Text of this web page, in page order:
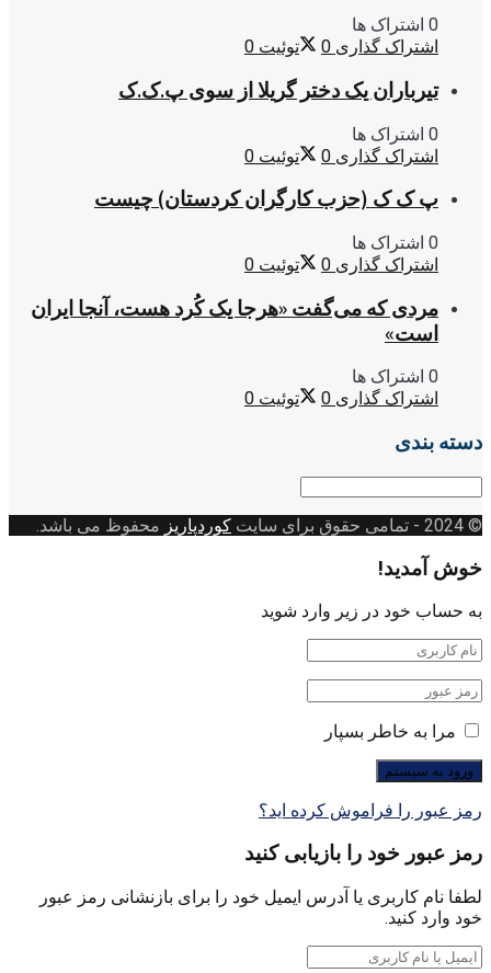
0 اشتراک ها
اشتراک گذاری 0 توئیت 0
تیرباران یک دختر گریلا از سوی پ.ک.ک
0 اشتراک ها
اشتراک گذاری 0 توئیت 0
پ ک ک (حزب کارگران کردستان) چیست
0 اشتراک ها
اشتراک گذاری 0 توئیت 0
مردی که می‌گفت «هرجا یک کُرد هست، آنجا ایران
است»
0 اشتراک ها
اشتراک گذاری 0 توئیت 0
دسته بندی
دسته
© 2024
- تمامی حقوق برای سایت کوردپاریز محفوظ می باشد.
خوش آمدید!
به حساب خود در زیر وارد شوید
مرا به خاطر بسپار
رمز عبور را فراموش کرده اید؟
رمز عبور خود را بازیابی کنید
لطفا نام کاربری یا آدرس ایمیل خود را برای بازنشانی رمز عبور
خود وارد کنید.